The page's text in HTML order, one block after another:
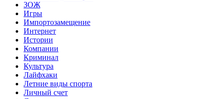
ЗОЖ
Игры
Импортозамещение
Интернет
Истории
Компании
Криминал
Культура
Лайфхаки
Летние виды спорта
Личный счет